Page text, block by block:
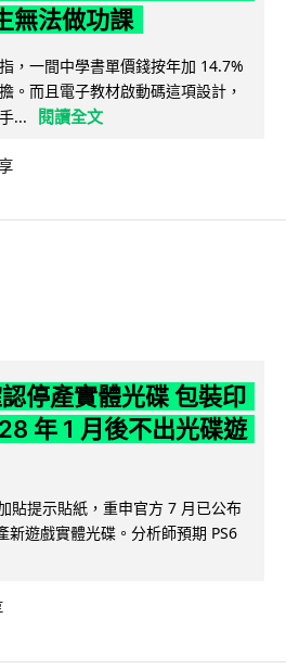
無法做功課
，一間中學書單價錢按年加 14.7%
。而且電子教材啟動碼這項設計，
...
閱讀全文
停產實體光碟 包裝印
年 1 月後不出光碟遊
貼提示貼紙，重申官方 7 月已公布
新遊戲實體光碟。分析師預期 PS6